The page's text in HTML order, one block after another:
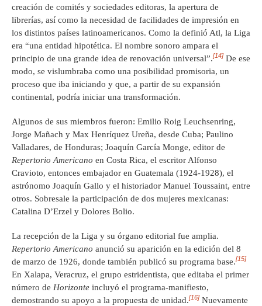
creación de comités y sociedades editoras, la apertura de
librerías, así como la necesidad de facilidades de impresión en
los distintos países latinoamericanos. Como la definió Atl, la Liga
era “una entidad hipotética. El nombre sonoro ampara el
principio de una grande idea de renovación universal”.[14] De ese
modo, se vislumbraba como una posibilidad promisoria, un
proceso que iba iniciando y que, a partir de su expansión
continental, podría iniciar una transformación.
Algunos de sus miembros fueron: Emilio Roig Leuchsenring,
Jorge Mañach y Max Henríquez Ureña, desde Cuba; Paulino
Valladares, de Honduras; Joaquín García Monge, editor de
Repertorio Americano en Costa Rica, el escritor Alfonso
Cravioto, entonces embajador en Guatemala (1924-1928), el
astrónomo Joaquín Gallo y el historiador Manuel Toussaint, entre
otros. Sobresale la participación de dos mujeres mexicanas:
Catalina D’Erzel y Dolores Bolio.
La recepción de la Liga y su órgano editorial fue amplia.
Repertorio Americano anunció su aparición en la edición del 8
de marzo de 1926, donde también publicó su programa base.[15]
En Xalapa, Veracruz, el grupo estridentista, que editaba el primer
número de Horizonte incluyó el programa-manifiesto,
demostrando su apoyo a la propuesta de unidad.[16] Nuevamente